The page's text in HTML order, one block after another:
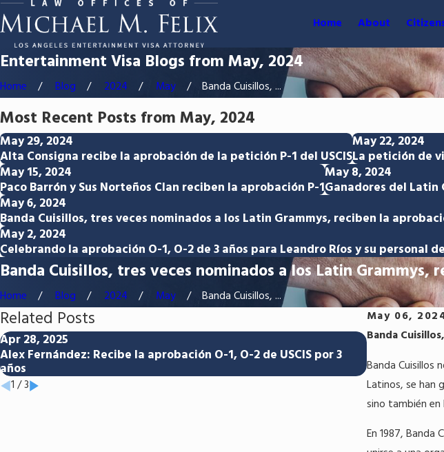
Home About
Entertainment Visa Blogs from May, 2024
Home Blog 2024 May Banda Cuisillos, ...
Most Recent Posts from May, 2024
May 29, 2024
Alta Consigna recibe la aprobación de la petición P-1 del USCIS
May 22, 2024
La petición de
May 15, 2024
Paco Barrón y Sus Norteños Clan reciben la aprobación P-1
May 8, 2024
Ganadores del Latin
May 6, 2024
Banda Cuisillos, tres veces nominados a los Latin Grammys, reciben la
May 2, 2024
Celebrando la aprobación O-1, O-2 de 3 años para Leandro Ríos y su personal
Banda Cuisillos, tres veces nominados a los Latin Grammys,
Home Blog 2024 May
Banda Cuisillos, ...
May 06,
Banda
Banda Cuisillos
Latinos, se han
sino también en
En 1987,
Related Posts
Apr 28, 2025
Alex Fernández: Recibe la aprobación O-1, O-2 de USCIS por 3
años
Jun 5, 2024
para Los
1 /3